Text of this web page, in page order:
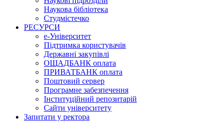
Наукова бібліотека
Студмістечко
РЕСУРСИ
е-Університет
Підтримка користувачів
Державні закупівлі
ОЩАДБАНК оплата
ПРИВАТБАНК оплата
Поштовий сервер
Програмне забезпечення
Інституційний репозитарій
Сайти університету
Запитати у ректора